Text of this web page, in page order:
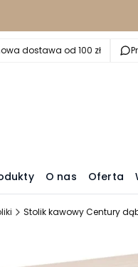
dostawa od 100 zł
O nas Oferta
Stolik kawowy Century